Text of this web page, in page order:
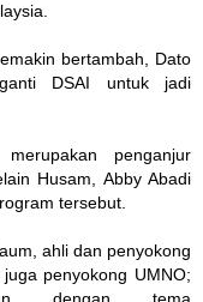
bertambah, Dato
DSAI untuk jadi
penganjur
Husam, Abby Abadi
tersebut.
ahli dan penyokong
penyokong UMNO;
dengan tema